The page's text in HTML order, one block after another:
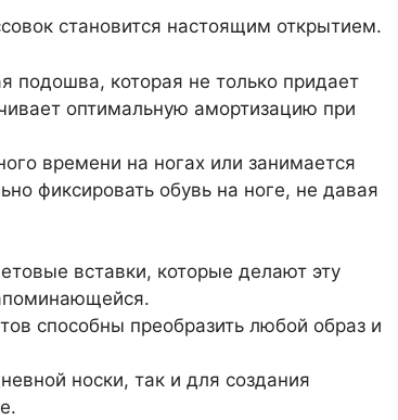
становится настоящим открытием.
подошва, которая не только придает
оптимальную амортизацию при
времени на ногах или занимается
фиксировать обувь на ноге, не давая
вставки, которые делают эту
способны преобразить любой образ и
носки, так и для создания